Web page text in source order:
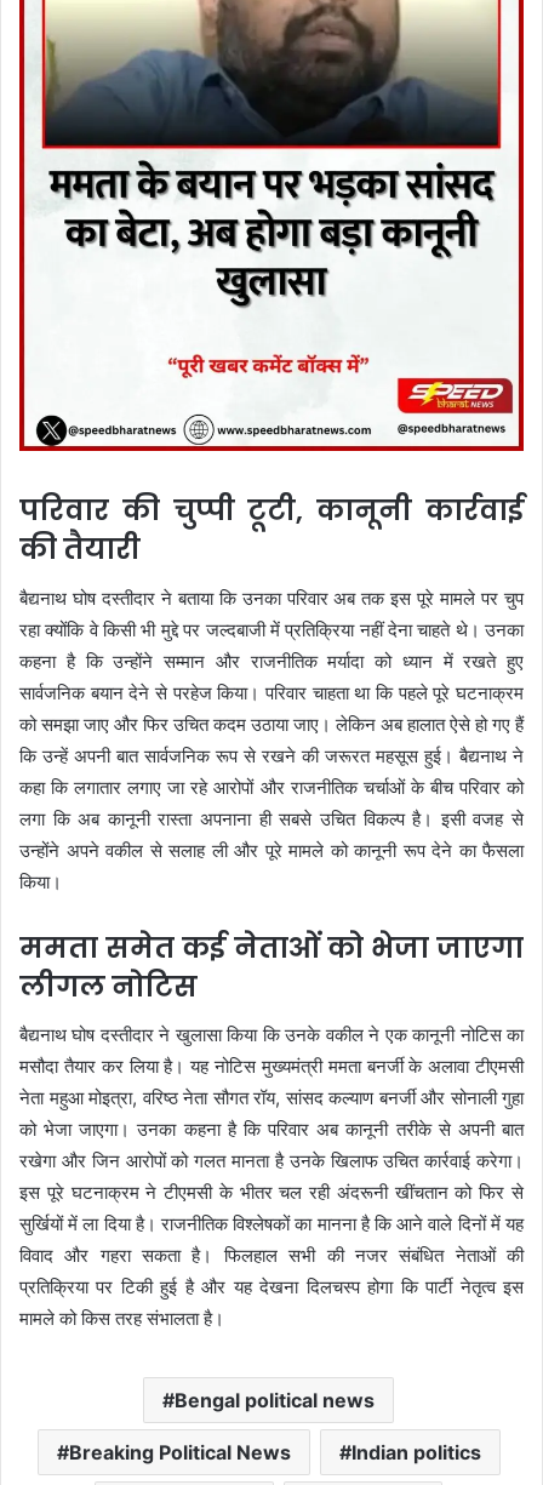
परिवार की चुप्पी टूटी, कानूनी कार्रवाई
की तैयारी
बैद्यनाथ घोष दस्तीदार ने बताया कि उनका परिवार अब तक इस पूरे मामले पर चुप
रहा क्योंकि वे किसी भी मुद्दे पर जल्दबाजी में प्रतिक्रिया नहीं देना चाहते थे। उनका
कहना है कि उन्होंने सम्मान और राजनीतिक मर्यादा को ध्यान में रखते हुए
सार्वजनिक बयान देने से परहेज किया। परिवार चाहता था कि पहले पूरे घटनाक्रम
को समझा जाए और फिर उचित कदम उठाया जाए। लेकिन अब हालात ऐसे हो गए हैं
कि उन्हें अपनी बात सार्वजनिक रूप से रखने की जरूरत महसूस हुई। बैद्यनाथ ने
कहा कि लगातार लगाए जा रहे आरोपों और राजनीतिक चर्चाओं के बीच परिवार को
लगा कि अब कानूनी रास्ता अपनाना ही सबसे उचित विकल्प है। इसी वजह से
उन्होंने अपने वकील से सलाह ली और पूरे मामले को कानूनी रूप देने का फैसला
किया।
ममता समेत कई नेताओं को भेजा जाएगा
लीगल नोटिस
बैद्यनाथ घोष दस्तीदार ने खुलासा किया कि उनके वकील ने एक कानूनी नोटिस का
मसौदा तैयार कर लिया है। यह नोटिस मुख्यमंत्री ममता बनर्जी के अलावा टीएमसी
नेता महुआ मोइत्रा, वरिष्ठ नेता सौगत रॉय, सांसद कल्याण बनर्जी और सोनाली गुहा
को भेजा जाएगा। उनका कहना है कि परिवार अब कानूनी तरीके से अपनी बात
रखेगा और जिन आरोपों को गलत मानता है उनके खिलाफ उचित कार्रवाई करेगा।
इस पूरे घटनाक्रम ने टीएमसी के भीतर चल रही अंदरूनी खींचतान को फिर से
सुर्खियों में ला दिया है। राजनीतिक विश्लेषकों का मानना है कि आने वाले दिनों में यह
विवाद और गहरा सकता है। फिलहाल सभी की नजर संबंधित नेताओं की
प्रतिक्रिया पर टिकी हुई है और यह देखना दिलचस्प होगा कि पार्टी नेतृत्व इस
मामले को किस तरह संभालता है।
Bengal political news
Breaking Political News Indian politics